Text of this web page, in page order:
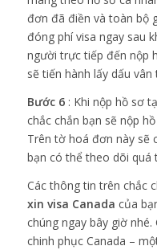
đơn đã điền và toàn bộ
đóng phí visa ngay sau
người trực tiếp đến nộp
sẽ tiến hành lấy dấu
Bước 6: Khi nộp hồ sơ
chắc chắn bạn sẽ nộp
Trên tờ hoá đơn này sẽ
bạn có thể theo dõi quá
Các thông tin trên chắc
xin visa Canada của
chúng ngay bây giờ
chinh phục Canada –